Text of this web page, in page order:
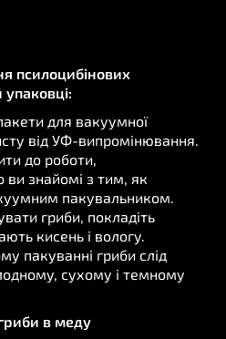
псилоцибінових
для вакуумної
від УФ-випромінювання.
до роботи,
ви знайомі з тим, як
пакувальником.
гриби, покладіть
кисень і вологу.
пакуванні гриби слід
сухому і темному
гриби в меду